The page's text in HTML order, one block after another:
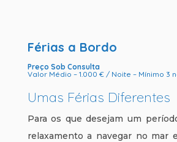
Férias a Bordo
Preço Sob Consulta
Valor Médio – 1.000 € / Noite – Mínimo 3
Umas Férias Diferentes
Para os que desejam um
relaxamento a navegar no mar